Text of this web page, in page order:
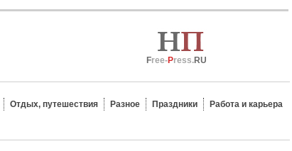
Free-Press.RU
Отдых, путешествия Разное Праздники
Работа и карьера